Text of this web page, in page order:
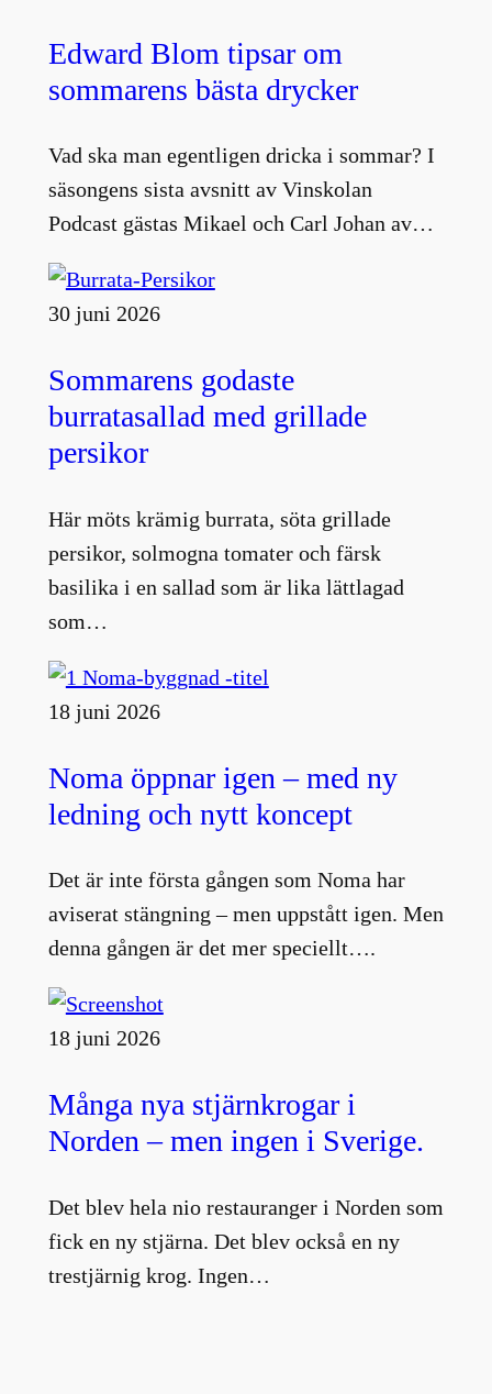
Edward Blom tipsar om
sommarens bästa drycker
Vad ska man egentligen dricka i sommar? I
säsongens sista avsnitt av Vinskolan
Podcast gästas Mikael och Carl Johan av…
30 juni 2026
Sommarens godaste
burratasallad med grillade
persikor
Här möts krämig burrata, söta grillade
persikor, solmogna tomater och färsk
basilika i en sallad som är lika lättlagad
som…
18 juni 2026
Noma öppnar igen – med ny
ledning och nytt koncept
Det är inte första gången som Noma har
aviserat stängning – men uppstått igen. Men
denna gången är det mer speciellt….
18 juni 2026
Många nya stjärnkrogar i
Norden – men ingen i Sverige.
Det blev hela nio restauranger i Norden som
fick en ny stjärna. Det blev också en ny
trestjärnig krog. Ingen…